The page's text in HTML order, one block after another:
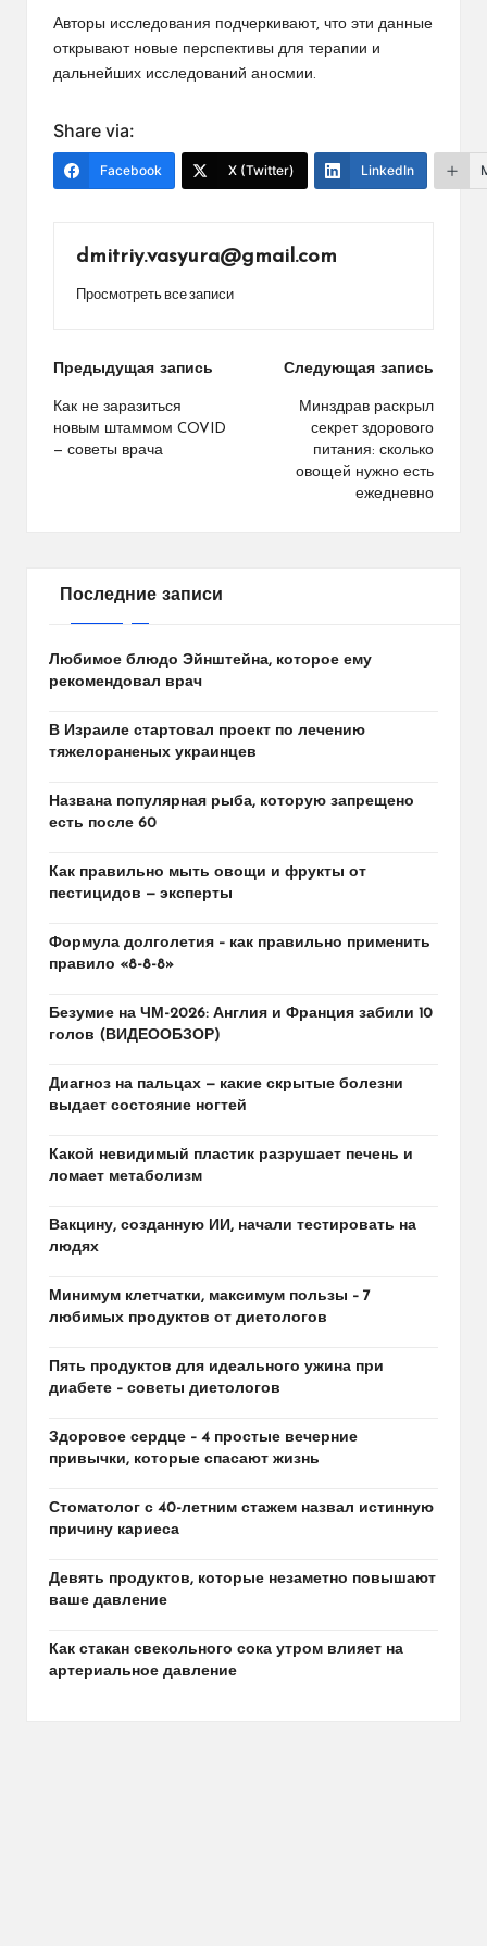
Авторы исследования подчеркивают, что эти данные
открывают новые перспективы для терапии и
дальнейших исследований аносмии.
Share via:
Facebook X (Twitter) LinkedIn
dmitriy.vasyura@gmail.com
Просмотреть все записи
Навигация
по
записям
Предыдущая запись
Как не заразиться
новым штаммом COVID
— советы врача
Следующая запись
Минздрав раскрыл
секрет здорового
питания: сколько
овощей нужно есть
ежедневно
Последние записи
Любимое блюдо Эйнштейна, которое ему
рекомендовал врач
В Израиле стартовал проект по лечению
тяжелораненых украинцев
Названа популярная рыба, которую запрещено
есть после 60
Как правильно мыть овощи и фрукты от
пестицидов — эксперты
Формула долголетия – как правильно применить
правило «8-8-8»
Безумие на ЧМ-2026: Англия и Франция забили 10
голов (ВИДЕООБЗОР)
Диагноз на пальцах — какие скрытые болезни
выдает состояние ногтей
Какой невидимый пластик разрушает печень и
ломает метаболизм
Вакцину, созданную ИИ, начали тестировать на
людях
Минимум клетчатки, максимум пользы – 7
любимых продуктов от диетологов
Пять продуктов для идеального ужина при
диабете – советы диетологов
Здоровое сердце – 4 простые вечерние
привычки, которые спасают жизнь
Стоматолог с 40-летним стажем назвал истинную
причину кариеса
Девять продуктов, которые незаметно повышают
ваше давление
Как стакан свекольного сока утром влияет на
артериальное давление